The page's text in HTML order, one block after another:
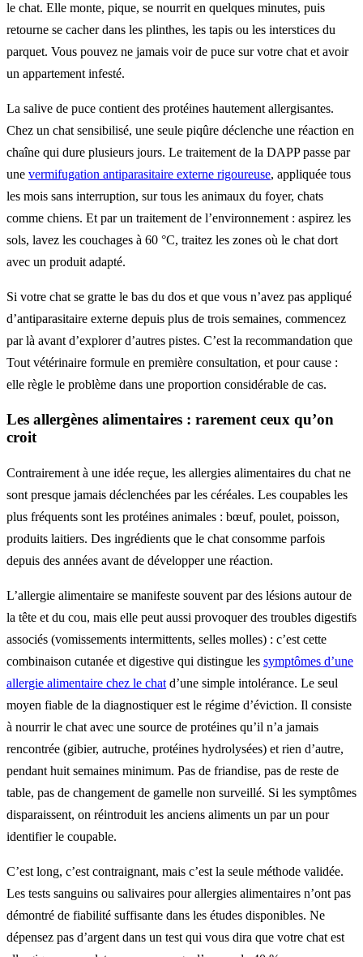
le chat. Elle monte, pique, se nourrit en quelques minutes, puis
retourne se cacher dans les plinthes, les tapis ou les interstices du
parquet. Vous pouvez ne jamais voir de puce sur votre chat et avoir
un appartement infesté.
La salive de puce contient des protéines hautement allergisantes.
Chez un chat sensibilisé, une seule piqûre déclenche une réaction en
chaîne qui dure plusieurs jours. Le traitement de la DAPP passe par
une vermifugation antiparasitaire externe rigoureuse, appliquée tous
les mois sans interruption, sur tous les animaux du foyer, chats
comme chiens. Et par un traitement de l’environnement : aspirez les
sols, lavez les couchages à 60 °C, traitez les zones où le chat dort
avec un produit adapté.
Si votre chat se gratte le bas du dos et que vous n’avez pas appliqué
d’antiparasitaire externe depuis plus de trois semaines, commencez
par là avant d’explorer d’autres pistes. C’est la recommandation que
Tout vétérinaire formule en première consultation, et pour cause :
elle règle le problème dans une proportion considérable de cas.
Les allergènes alimentaires : rarement ceux qu’on
croit
Contrairement à une idée reçue, les allergies alimentaires du chat ne
sont presque jamais déclenchées par les céréales. Les coupables les
plus fréquents sont les protéines animales : bœuf, poulet, poisson,
produits laitiers. Des ingrédients que le chat consomme parfois
depuis des années avant de développer une réaction.
L’allergie alimentaire se manifeste souvent par des lésions autour de
la tête et du cou, mais elle peut aussi provoquer des troubles digestifs
associés (vomissements intermittents, selles molles) : c’est cette
combinaison cutanée et digestive qui distingue les symptômes d’une
allergie alimentaire chez le chat d’une simple intolérance. Le seul
moyen fiable de la diagnostiquer est le régime d’éviction. Il consiste
à nourrir le chat avec une source de protéines qu’il n’a jamais
rencontrée (gibier, autruche, protéines hydrolysées) et rien d’autre,
pendant huit semaines minimum. Pas de friandise, pas de reste de
table, pas de changement de gamelle non surveillé. Si les symptômes
disparaissent, on réintroduit les anciens aliments un par un pour
identifier le coupable.
C’est long, c’est contraignant, mais c’est la seule méthode validée.
Les tests sanguins ou salivaires pour allergies alimentaires n’ont pas
démontré de fiabilité suffisante dans les études disponibles. Ne
dépensez pas d’argent dans un test qui vous dira que votre chat est